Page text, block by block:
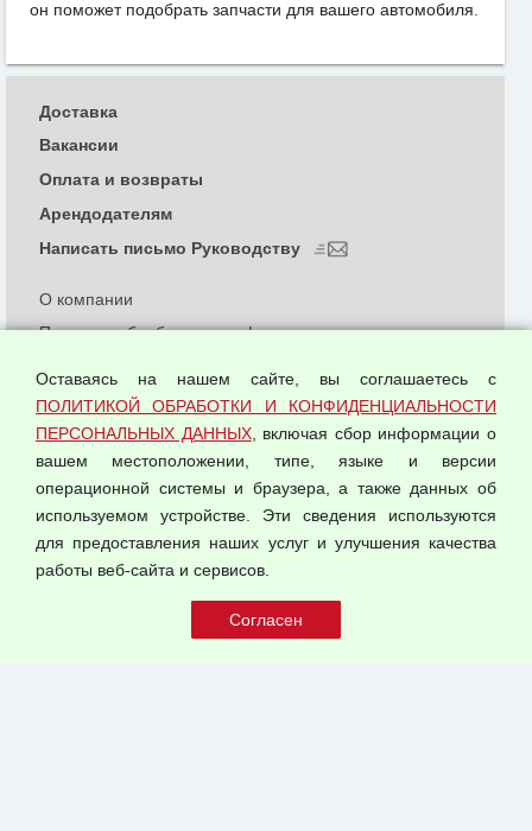
он поможет подобрать запчасти для вашего автомобиля.
© 2026 ООО "Феникс"
О компании
Политика обработки и конфиденциальности
Согласием на обработку персональных данных
Оферта оптовой купли-продажи
Публичная оферта
Доставка
Вакансии
Оплата и возвраты
Арендодателям
Написать письмо Руководству
Оставаясь на нашем сайте, вы соглашаетесь с
ПОЛИТИКОЙ ОБРАБОТКИ И КОНФИДЕНЦИАЛЬНОСТИ
ПЕРСОНАЛЬНЫХ ДАННЫХ, включая сбор информации о
вашем местоположении, типе, языке и версии
операционной системы и браузера, а также данных об
используемом устройстве. Эти сведения используются
для предоставления наших услуг и улучшения качества
работы веб-сайта и сервисов.